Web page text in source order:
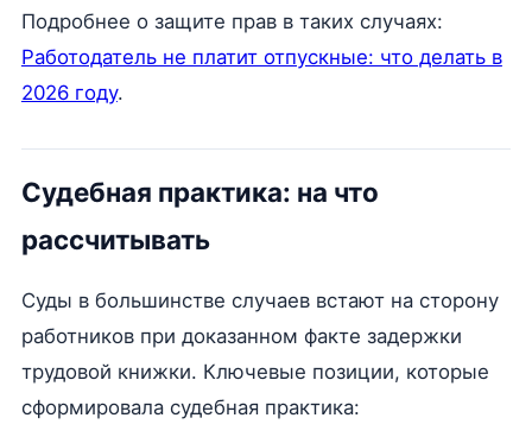
Подробнее о защите прав в таких случаях:
Работодатель не платит отпускные: что делать в
2026 году.
Судебная практика: на что
рассчитывать
Суды в большинстве случаев встают на сторону
работников при доказанном факте задержки
трудовой книжки. Ключевые позиции, которые
сформировала судебная практика: